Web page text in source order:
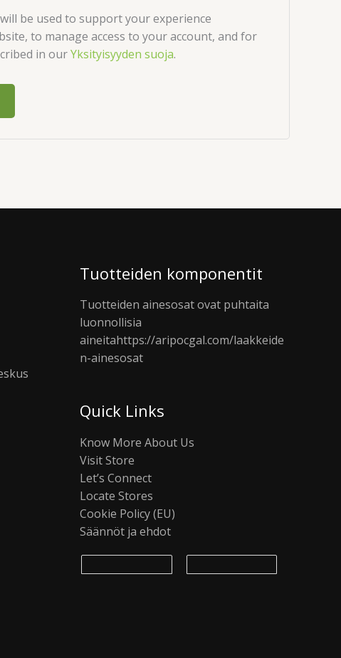
be used to support your experience
to manage access to your account, and for
in ourYksityisyyden suoja.
Tuotteiden komponentit
Tuotteiden ainesosat ovat puhtaita
luonnollisia
aineitahttps://aripocgal.com/laakkeide
n-ainesosat
Quick Links
Know More About Us
Visit Store
Let’s Connect
Locate Stores
Cookie Policy (EU)
Säännöt ja ehdot